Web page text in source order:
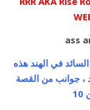
السائد في الهند هذه
، جوانب من القصة